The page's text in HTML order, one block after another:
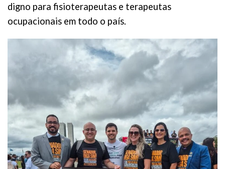
digno para fisioterapeutas e terapeutas
ocupacionais em todo o país.